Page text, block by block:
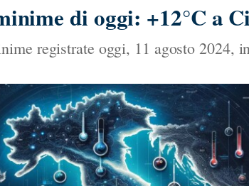
di oggi: +12°C a
registrate oggi, 11 agosto 2024,